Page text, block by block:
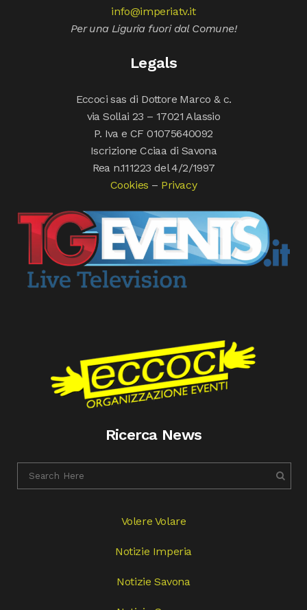
info@imperiatv.it
Per una Liguria fuori dal Comune!
Legals
Eccoci sas di Dottore Marco & c.
via Sollai 23 – 17021 Alassio
P. Iva e CF 01075640092
Iscrizione Cciaa di Savona
Rea n.111223 del 4/2/1997
Cookies – Privacy
Ricerca News
Volere Volare
Notizie Imperia
Notizie Savona